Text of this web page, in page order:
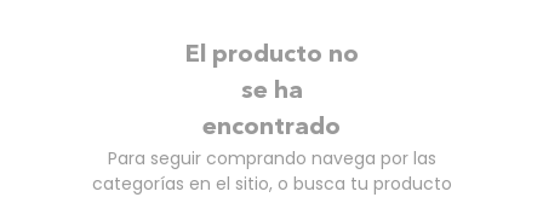
El producto no
se ha
encontrado
Para seguir comprando navega por las
categorías en el sitio, o busca tu producto
Cama